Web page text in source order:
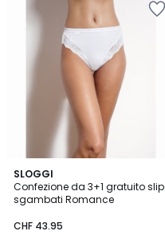
SLOGGI
Confezione da 3+1 gratuito slip
sgambati Romance
CHF 43.95
4.5
/ 5
2
Colori